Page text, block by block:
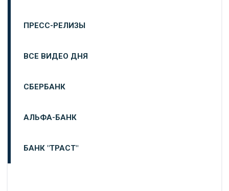
ПРЕСС-РЕЛИЗЫ
ВСЕ ВИДЕО ДНЯ
СБЕРБАНК
АЛЬФА-БАНК
БАНК "ТРАСТ"